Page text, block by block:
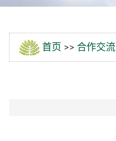
首页 >> 合作交流